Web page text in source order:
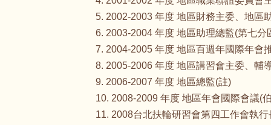
5. 2002-2003 年度 地區財務主委、地區
6. 2003-2004 年度 地區助理總監(第七
7. 2004-2005 年度 地區百週年國際年會
8. 2005-2006 年度 地區講習會主委、輔
9. 2006-2007 年度 地區總監(註)
10. 2008-2009 年度 地區年會國際會議(
11. 2008台北扶輪研習會第四工作會執